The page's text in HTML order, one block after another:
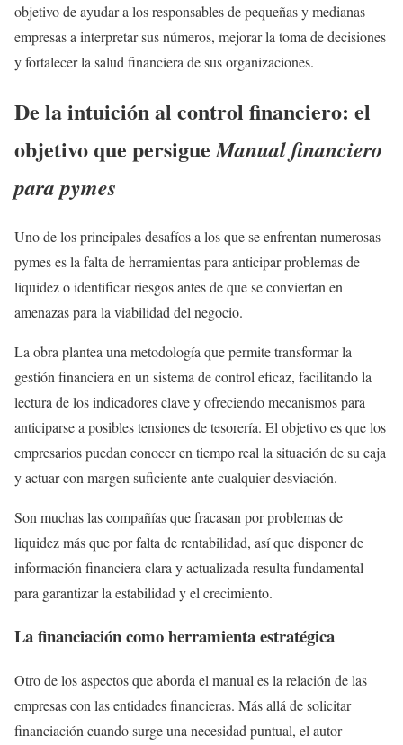
objetivo de ayudar a los responsables de pequeñas y medianas
empresas a interpretar sus números, mejorar la toma de decisiones
y fortalecer la salud financiera de sus organizaciones.
De la intuición al control financiero: el
objetivo que persigueManual financiero
para pymes
Uno de los principales desafíos a los que se enfrentan numerosas
pymes es la falta de herramientas para anticipar problemas de
liquidez o identificar riesgos antes de que se conviertan en
amenazas para la viabilidad del negocio.
La obra plantea una metodología que permite transformar la
gestión financiera en un sistema de control eficaz, facilitando la
lectura de los indicadores clave y ofreciendo mecanismos para
anticiparse a posibles tensiones de tesorería. El objetivo es que los
empresarios puedan conocer en tiempo real la situación de su caja
y actuar con margen suficiente ante cualquier desviación.
Son muchas las compañías que fracasan por problemas de
liquidez más que por falta de rentabilidad, así que disponer de
información financiera clara y actualizada resulta fundamental
para garantizar la estabilidad y el crecimiento.
La financiación como herramienta estratégica
Otro de los aspectos que aborda el manual es la relación de las
empresas con las entidades financieras. Más allá de solicitar
financiación cuando surge una necesidad puntual, el autor